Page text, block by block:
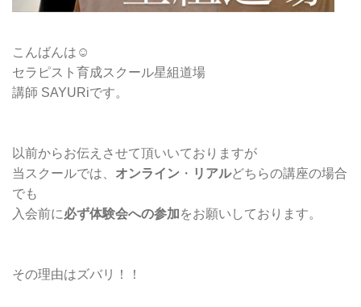
こんばんは☺︎
セラピスト育成スクール星組道場
講師 SAYURiです。
以前からお伝えさせて頂いいておりますが
当スクールでは、 オンライン ・ リアルどちらの講座の場合
でも
入会前に必ず体験会への参加をお願いしております。
その理由はズバリ！！